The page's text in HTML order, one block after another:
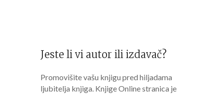
Jeste li vi autor ili izdavač?
Promovišite vašu knjigu pred hiljadama
ljubitelja knjiga. Knjige Online stranica je